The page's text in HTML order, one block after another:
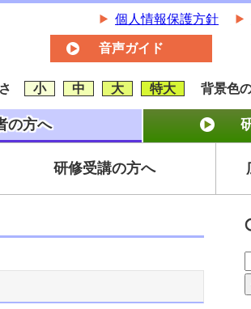
個人情報保護方針
音声ガイド
さ 小 中 大 特大 背景色
の方へ
研修受講の方へ